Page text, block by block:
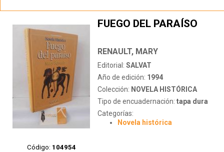
Código: 104954
FUEGO DEL PARAÍSO
RENAULT, MARY
Editorial: SALVAT
Año de edición: 1994
Colección: NOVELA HISTÓRICA
Tipo de encuadernación: tapa dura
Categorías:
Novela histórica